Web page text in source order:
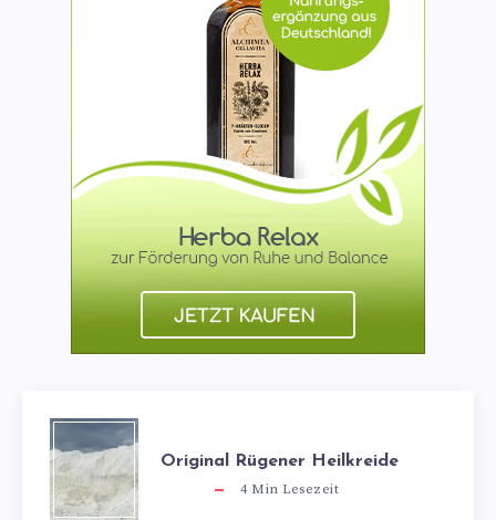
Original Rügener Heilkreide
4Min Lesezeit